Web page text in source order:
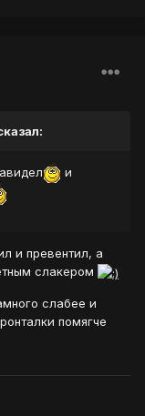
и
и превентил, а
слакером
слабее и
помягче